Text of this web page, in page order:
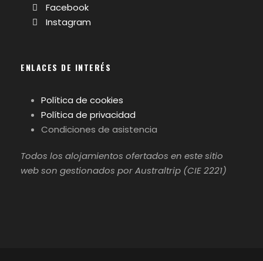
Facebook
Instagram
ENLACES DE INTERÉS
Política de cookies
Política de privacidad
Condiciones de asistencia
Todos los alojamientos ofertados en este sitio
web son gestionados por Australtrip (CIE 2221)